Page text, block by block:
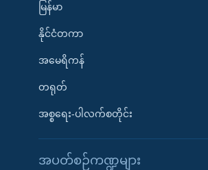
မြန်မာ
နိုင်ငံတကာ
အမေရိကန်
တရုတ်
အစ္စရေး-ပါလက်စတိုင်း
အပတ်စဉ်ကဏ္ဍများ